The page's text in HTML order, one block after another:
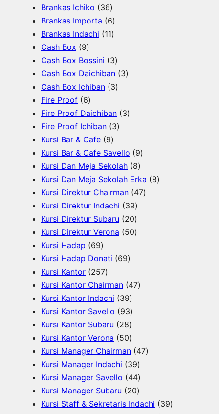
u
k
k
u
k
r
o
d
k
P
d
u
k
Brankas Ichiko 363
6
P
o
d
u
Brankas Importa 66
P
o
d
u
Brankas Indachi 111
P
r
o
u
k
Cash Box 99
P
r
o
d
u
k
Cash Box Bossini 33
P
r
d
u
Cash Box Daichiban 33
o
k
Cash Box Ichiban 33
r
o
u
k
Fire Proof 66
P
r
o
d
u
k
Fire Proof Daichiban 33
o
d
u
k
Fire Proof Ichiban 33
r
o
d
u
k
Kursi Bar & Cafe 99
P
r
o
d
u
k
Kursi Bar & Cafe Savello 99
r
o
Kursi Dan Meja Sekolah 88
P
r
Kursi Dan Meja Sekolah Erka 88
Kursi Direktur Chairman 474
Kursi Direktur Indachi 393
9
P
u
Kursi Direktur Subaru 202
0
d
Kursi Direktur Verona 505
o
Kursi Hadap 696
9
P
r
o
d
u
k
Kursi Hadap Donati 696
P
r
o
d
u
k
Kursi Kantor 2572
5
7
P
r
o
d
u
k
Kursi Kantor Chairman 474
d
u
k
Kursi Kantor Indachi 393
9
P
r
o
d
u
k
Kursi Kantor Savello 939
3
P
r
o
d
u
k
Kursi Kantor Subaru 282
8
P
r
o
d
u
Kursi Kantor Verona 505
0
P
r
o
d
Kursi Manager Chairman 474
o
Kursi Manager Indachi 393
9
P
r
Kursi Manager Savello 444
4
P
Kursi Manager Subaru 202
0
Kursi Staff & Sekretaris Indachi 393